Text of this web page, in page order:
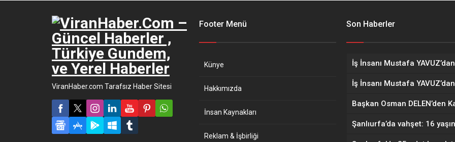
ViranHaber.com Tarafsız Haber Sitesi
Footer Menü
Künye
Hakkımızda
İnsan Kaynakları
Reklam & İşbirliği
Son Haberler